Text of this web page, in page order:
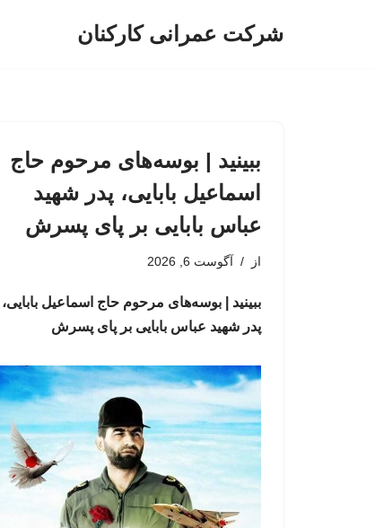
شرکت عمرانی کارکنان
ببینید | بوسه‌های مرحوم حاج
اسماعیل بابایی، پدر شهید
عباس بابایی بر پای پسرش
از آگوست 6, 2026
ببینید | بوسه‌های مرحوم حاج اسماعیل بابایی،
پدر شهید عباس بابایی بر پای پسرش